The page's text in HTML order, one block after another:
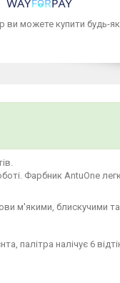
ви можете купити будь-
Фарбник AntuOne
м'якими, блискучими
палітра налічує 6